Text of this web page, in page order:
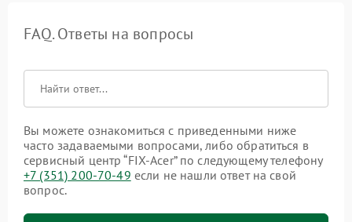
FAQ. Ответы на вопросы
Вы можете ознакомиться с приведенными ниже
часто задаваемыми вопросами, либо обратиться в
сервисный центр “FIX-Acer” по следующему телефону
+7 (351) 200-70-49 если не нашли ответ на свой
вопрос.